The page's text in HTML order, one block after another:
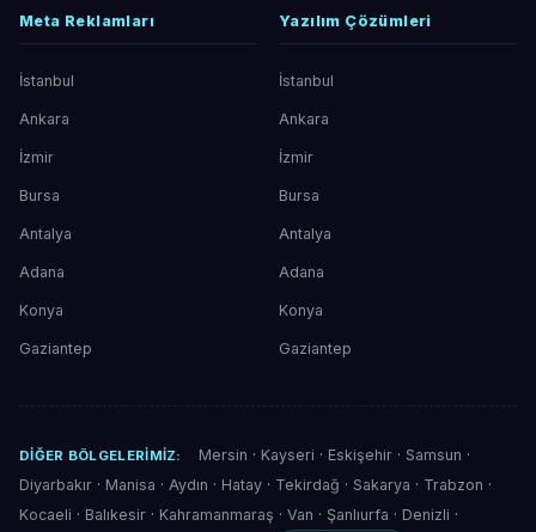
Meta Reklamları
İstanbul
Ankara
İzmir
Bursa
Antalya
Adana
Konya
Gaziantep
Yazılım Çözümleri
İstanbul
Ankara
İzmir
Bursa
Antalya
Adana
Konya
Gaziantep
DIĞER BÖLGELERIMIZ: Mersin · Kayseri · Eskişehir· Samsun ·
Diyarbakır · Manisa · Aydın · Hatay · Tekirdağ · Sakarya · Trabzon ·
Kocaeli · Balıkesir · Kahramanmaraş · Van · Şanlıurfa · Denizli ·